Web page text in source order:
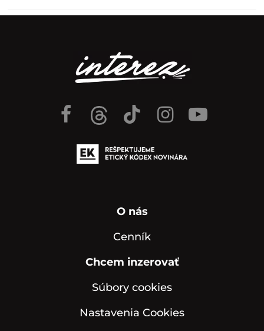
O nás
Cenník
Chcem inzerovať
Súbory cookies
Nastavenia Cookies